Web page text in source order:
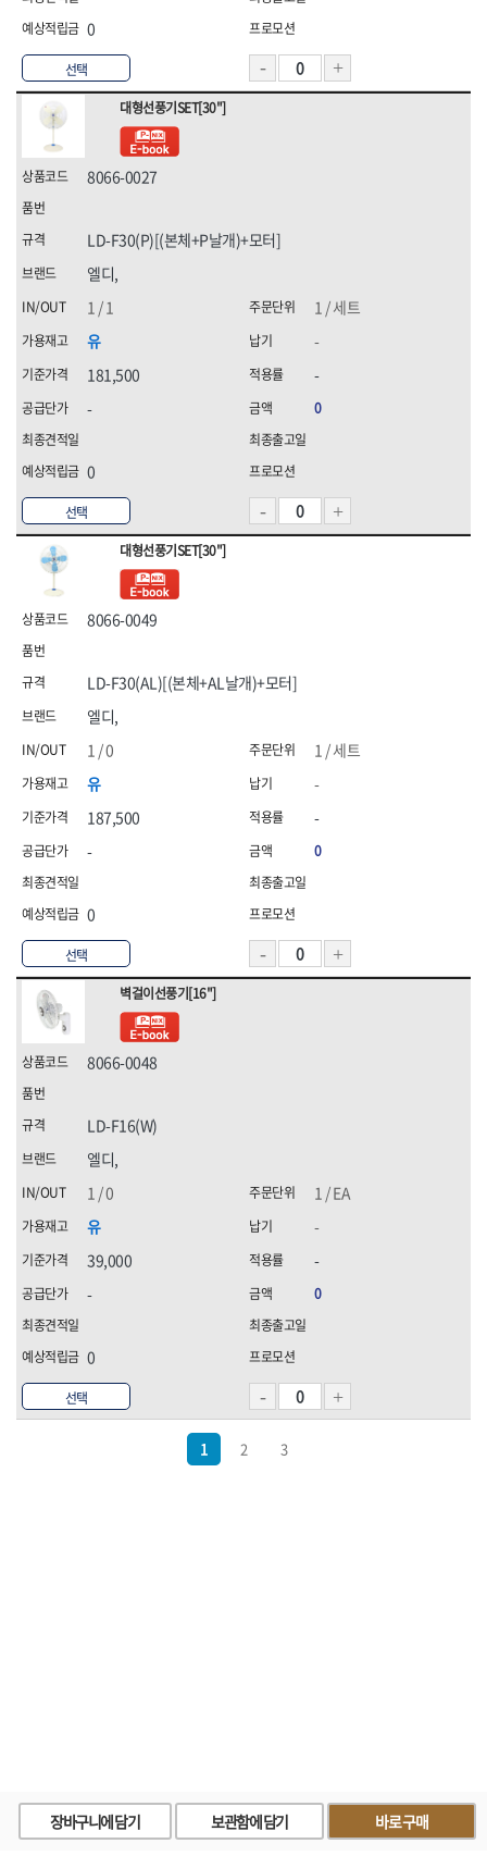
선택
0
선택
대형선풍기SET[30"]
8066-0027
엘디,
1 / 세트
유
181,500
-
0
LD-F30(P)[(본체+P날개)+모터]
1 / 1
-
-
0
선택
대형선풍기SET[30"]
8066-0049
엘디,
1 / 세트
유
187,500
-
0
LD-F30(AL)[(본체+AL날개)+모터]
1 / 0
-
-
0
선택
벽걸이선풍기[16"]
8066-0048
엘디,
1 / EA
유
39,000
-
0
LD-F16(W)
1 / 0
-
-
0
1 2 3
장바구니에 담기 보관함에 담기 바로구매